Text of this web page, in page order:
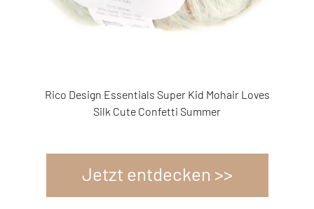
Rico Design Essentials Super Kid Mohair Loves
Silk Cute Confetti Summer3567944
Jetzt entdecken >>